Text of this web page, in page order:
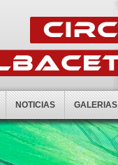
NOTICIAS GALERIAS